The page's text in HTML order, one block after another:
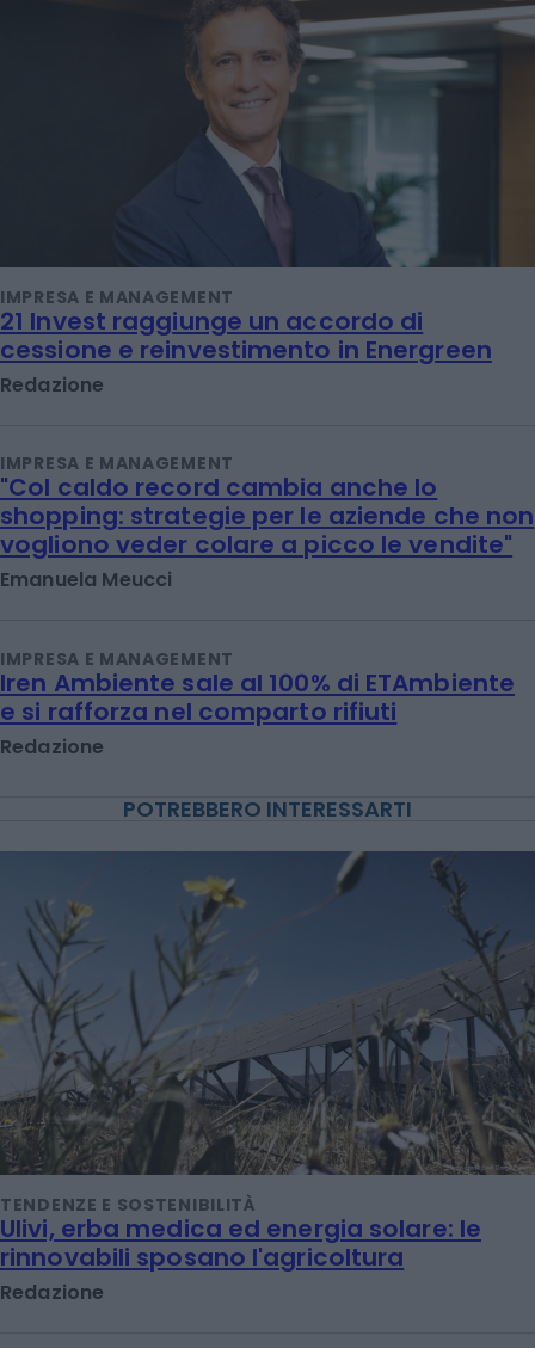
IMPRESA E MANAGEMENT
21 Invest raggiunge un accordo di
cessione e reinvestimento in Energreen
Redazione
IMPRESA E MANAGEMENT
"Col caldo record cambia anche lo
shopping: strategie per le aziende che non
vogliono veder colare a picco le vendite"
Emanuela Meucci
IMPRESA E MANAGEMENT
Iren Ambiente sale al 100% di ETAmbiente
e si rafforza nel comparto rifiuti
Redazione
POTREBBERO INTERESSARTI
TENDENZE E SOSTENIBILITÀ
Ulivi, erba medica ed energia solare: le
rinnovabili sposano l'agricoltura
Redazione